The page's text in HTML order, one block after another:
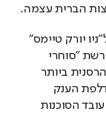
הברית עצמה.
תומאס ריד, מומחה לסייבר התקפי, סיפר ל"ניו יורק טיימס"
שאוניברסיטת ג'ונס הופקינס הגדירה את פרשת "סוחרי
הצללים" בתור פריצת האבטחה היקרה וההרסנית ביותר
בהיסטוריה של ה-NSA, הרסנית יותר מהדלפת הענק
, עובד הסוכנות